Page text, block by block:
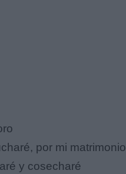
por mi matrimonio
y cosecharé